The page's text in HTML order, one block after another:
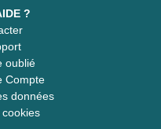
?
oublié
Compte
données